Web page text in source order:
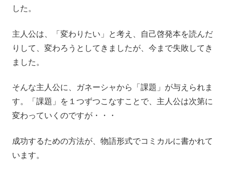
した。
主人公は、「変わりたい」と考え、自己啓発本を読んだ
りして、変わろうとしてきましたが、今まで失敗してき
ました。
そんな主人公に、ガネーシャから「課題」が与えられま
す。「課題」を１つずつこなすことで、主人公は次第に
変わっていくのですが・・・
成功するための方法が、物語形式でコミカルに書かれて
います。